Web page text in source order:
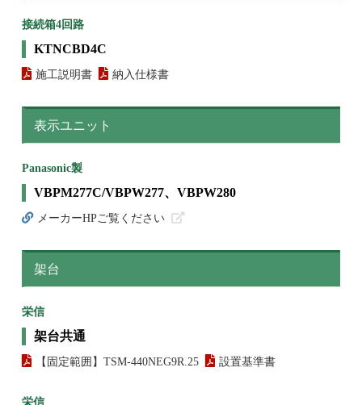
接続箱4回路
KTNCBD4C
施工説明書 納入仕様書
表示ユニット
Panasonic製
VBPM277C/VBPW277、VBPW280
メーカーHPご覧ください
架台
栄信
架台共通
【固定範囲】TSM-440NEG9R.25 設置基準書
栄信